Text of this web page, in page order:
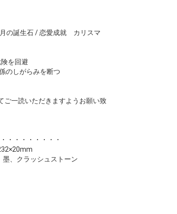
の誕生石 / 恋愛成就 カリスマ
を回避
のしがらみを断つ
ご一読いただきますようお願い致
・・・・・・・・
、クラッシュストーン